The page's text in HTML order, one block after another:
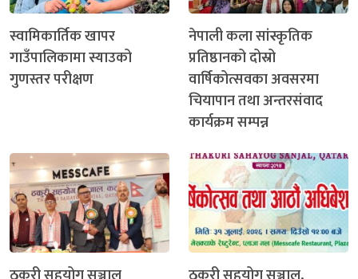
स्वामिकार्तिक खापर
गाउँपालिकामा स्याउको
गुणस्तर परीक्षण
नेपाली कला सांस्कृतिक
प्रतिष्ठानको दोस्रो
वार्षिकोत्सवका अवसरमा
चियापान तथा अन्तरसंवाद
कार्यक्रम सम्पन्न